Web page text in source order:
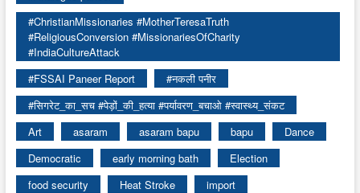
#ChristianMissionaries #MotherTeresaTruth
#ReligiousConversion #MissionariesOfCharity
#IndiaCultureAttack
#FSSAI Paneer Report
#नकली पनीर
#सिगरेट_का_सच #पेड़ों_की_हत्या #पर्यावरण_बचाओ #स्वास्थ्य_संकट
Art
asaram asaram bapu bapu
Dance
Democratic
early morning bath
Election
food security
Heat Stroke
import